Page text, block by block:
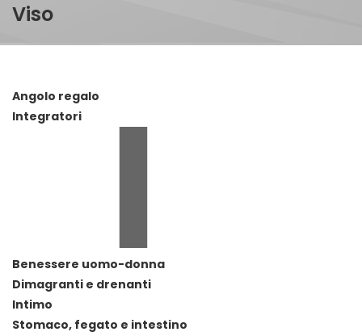
Viso
Angolo regalo
Integratori
Benessere uomo-donna
Dimagranti e drenanti
Intimo
Stomaco, fegato e intestino